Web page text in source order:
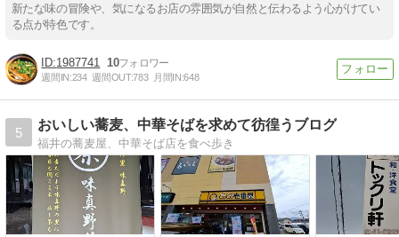
新たな味の冒険や、気になるお店の雰囲気が自然と伝わるよう心がけてい
る点が特色です。
1987741 10
週間IN:234 週間OUT:783 月間IN:648
5
おいしい蕎麦、中華そばを求めて彷徨うブログ
福井の蕎麦屋、中華そば店を食べ歩き